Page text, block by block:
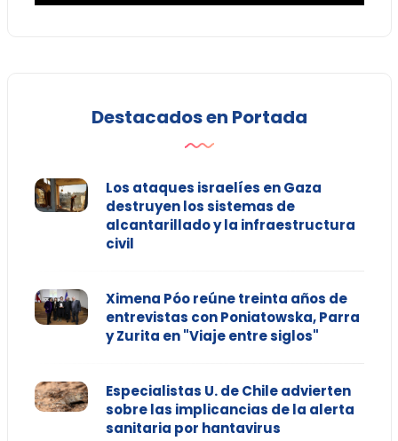
Destacados en Portada
Los ataques israelíes en Gaza
destruyen los sistemas de
alcantarillado y la infraestructura
civil
Ximena Póo reúne treinta años de
entrevistas con Poniatowska, Parra
y Zurita en "Viaje entre siglos"
Especialistas U. de Chile advierten
sobre las implicancias de la alerta
sanitaria por hantavirus